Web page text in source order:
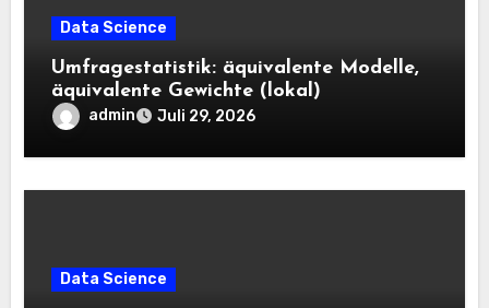
Data Science
Umfragestatistik: äquivalente Modelle,
äquivalente Gewichte (lokal)
admin Juli 29, 2026
Data Science